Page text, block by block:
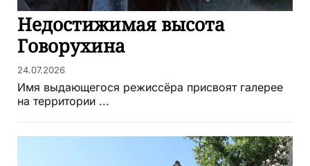
Недостижимая высота
Говорухина
24.07.2026
Имя выдающегося режиссёра присвоят галерее
на территории ...